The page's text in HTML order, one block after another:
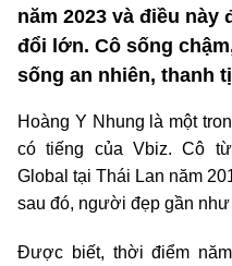
năm 2023 và điều này
đổi lớn. Cô sống
sống an nhiên, thanh
Hoàng Y Nhung là một
có tiếng của Vbiz. Cô
Global tại Thái Lan năm
sau đó, người đẹp gần
Được biết, thời điểm